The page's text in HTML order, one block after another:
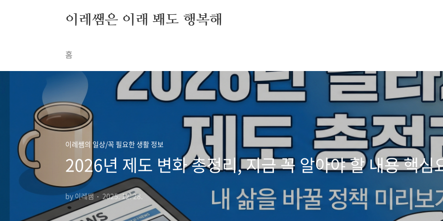
이레쌤은 이래 봬도 행복해
홈
이레쌤의 일상/꼭 필요한 생활 정보
2026년 제도 변화 총정리, 지금 꼭 알아야 할 내용 핵심
by 이레쌤 2025. 12. 28.